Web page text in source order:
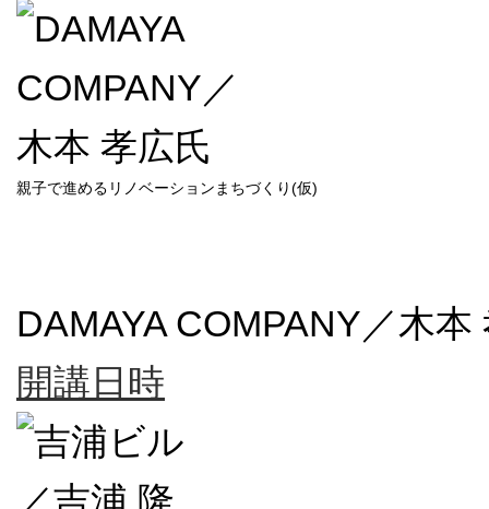
親子で進めるリノベーションまちづくり(仮)
DAMAYA COMPANY／木本
開講日時